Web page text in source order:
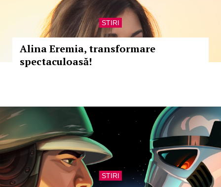
STIRI
Alina Eremia, transformare
spectaculoasă!
STIRI